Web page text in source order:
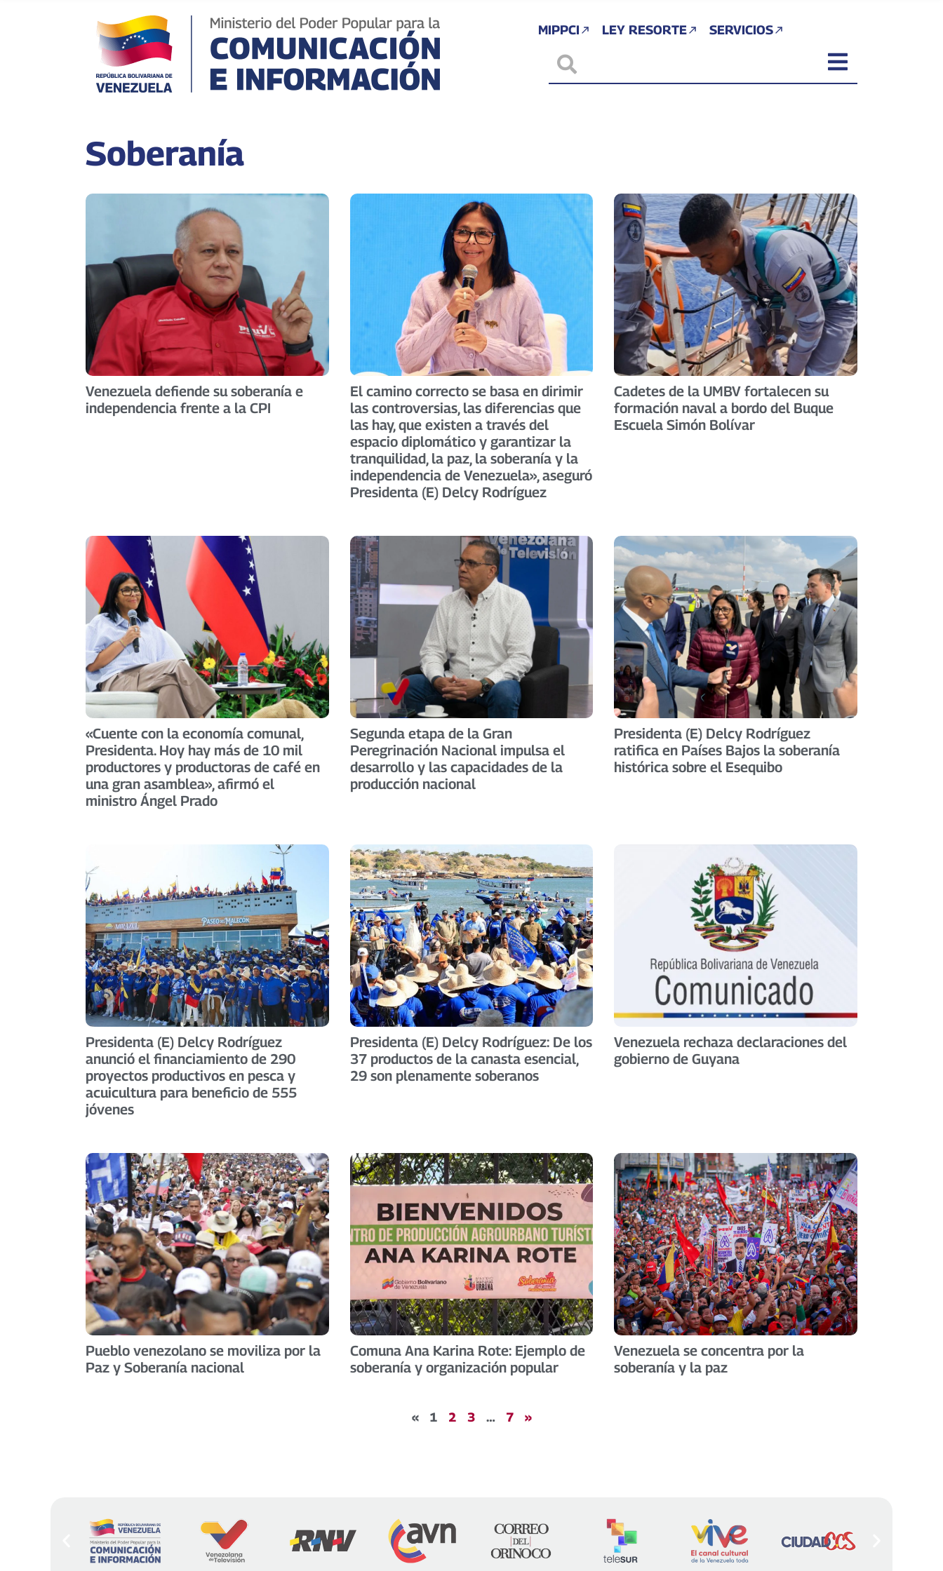
MIPPCI LEY RESORTE SERVICIOS
Soberanía
Venezuela defiende su soberanía e
independencia frente a la CPI
El camino correcto se basa en dirimir
las controversias, las diferencias que
las hay, que existen a través del
espacio diplomático y garantizar la
tranquilidad, la paz, la soberanía y la
independencia de Venezuela», aseguró
Presidenta (E) Delcy Rodríguez
Cadetes de la UMBV fortalecen su
formación naval a bordo del Buque
Escuela Simón Bolívar
«Cuente con la economía comunal,
Presidenta. Hoy hay más de 10 mil
productores y productoras de café en
una gran asamblea», afirmó el
ministro Ángel Prado
Segunda etapa de la Gran
Peregrinación Nacional impulsa el
desarrollo y las capacidades de la
producción nacional
Presidenta (E) Delcy Rodríguez
ratifica en Países Bajos la soberanía
histórica sobre el Esequibo
Presidenta (E) Delcy Rodríguez
anunció el financiamiento de 290
proyectos productivos en pesca y
acuicultura para beneficio de 555
jóvenes
Presidenta (E) Delcy Rodríguez: De los
37 productos de la canasta esencial,
29 son plenamente soberanos
Venezuela rechaza declaraciones del
gobierno de Guyana
Pueblo venezolano se moviliza por la
Paz y Soberanía nacional
Comuna Ana Karina Rote: Ejemplo de
soberanía y organización popular
Venezuela se concentra por la
soberanía y la paz
« 1 2 3 … 7 »